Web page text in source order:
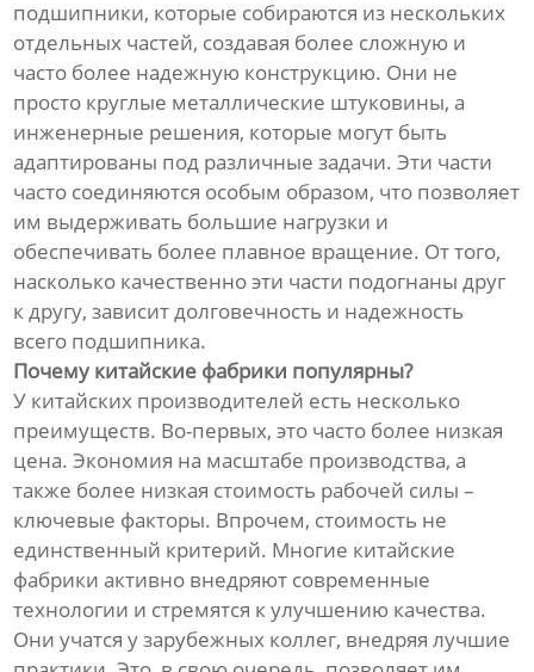
подшипники, которые собираются из нескольких
отдельных частей, создавая более сложную и
часто более надежную конструкцию. Они не
просто круглые металлические штуковины, а
инженерные решения, которые могут быть
адаптированы под различные задачи. Эти части
часто соединяются особым образом, что позволяет
им выдерживать большие нагрузки и
обеспечивать более плавное вращение. От того,
насколько качественно эти части подогнаны друг
к другу, зависит долговечность и надежность
всего подшипника.
Почему китайские фабрики популярны?
У китайских производителей есть несколько
преимуществ. Во-первых, это часто более низкая
цена. Экономия на масштабе производства, а
также более низкая стоимость рабочей силы –
ключевые факторы. Впрочем, стоимость не
единственный критерий. Многие китайские
фабрики активно внедряют современные
технологии и стремятся к улучшению качества.
Они учатся у зарубежных коллег, внедряя лучшие